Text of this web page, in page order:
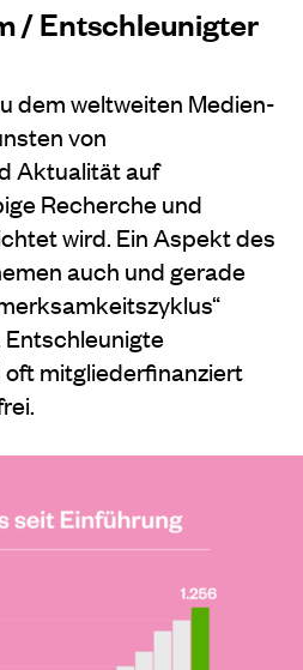
/ Entschleunigter
dem weltweiten Medien-
von
Aktualität auf
Recherche und
wird. Ein Aspekt des
auch und gerade
Entschleunigte
mitgliederfinanziert